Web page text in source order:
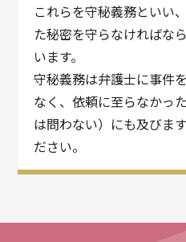
これらを守秘義務といい
た秘密を守らなければな
います。
守秘義務は弁護士に事件
なく、依頼に至らなかっ
は問わない）にも及びま
ださい。